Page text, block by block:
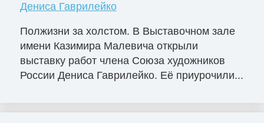
Дениса Гаврилейко
Полжизни за холстом. В Выставочном зале
имени Казимира Малевича открыли
выставку работ члена Союза художников
России Дениса Гаврилейко. Её приурочили...